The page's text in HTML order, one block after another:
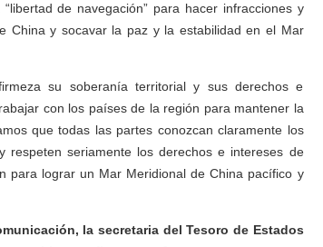
de navegación” para hacer infracciones y
China y socavar la paz y la estabilidad en el Mar
su soberanía territorial y sus derechos e
con los países de la región para mantener la
que todas las partes conozcan claramente los
seriamente los derechos e intereses de
para lograr un Mar Meridional de China pacífico y
la secretaria del Tesoro de Estados